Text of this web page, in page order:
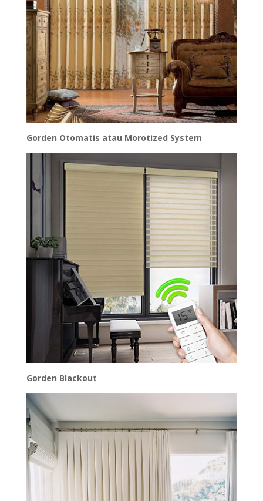
Gorden Otomatis atau Morotized System
Gorden Blackout